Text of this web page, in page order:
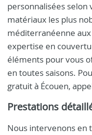
personnalisées selon
matériaux les plus
méditerranéenne
expertise en
éléments pour vous
en toutes saisons.
gratuit à Écouen,
Prestations
Nous intervenons en